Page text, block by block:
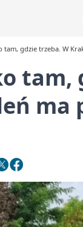
tam, gdzie trzeba. W
tam,
ma